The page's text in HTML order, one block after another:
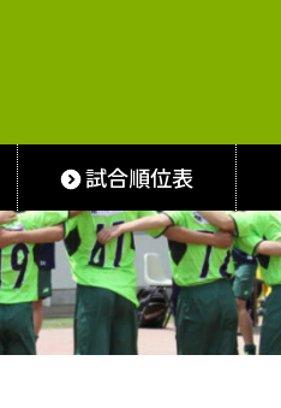
試合順位表